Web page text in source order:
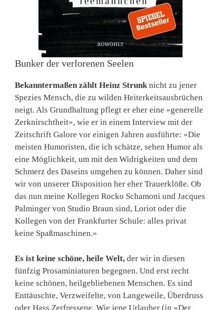
Bunker der verlorenen Seelen
Bekanntermaßen zählt Heinz Strunknicht zu jener
Spezies Mensch, die zu wilden Heiterkeitsausbrüchen
neigt. Als Grundhaltung pflegt er eher eine «generelle
Zerknirschtheit», wie er in einem Interview mit der
Zeitschrift Galore vor einigen Jahren ausführte: «Die
meisten Humoristen, die ich schätze, sehen Humor als
eine Möglichkeit, um mit den Widrigkeiten und dem
Schmerz des Daseins umgehen zu können. Daher sind
wir von unserer Disposition her eher Trauerklöße. Ob
das nun meine Kollegen Rocko Schamoni und Jacques
Palminger von Studio Braun sind, Loriot oder die
Kollegen von der Frankfurter Schule: alles privat
keine Spaßmaschinen.»
Es ist keine schöne, heile Welt, der wir in diesen
fünfzig Prosaminiaturen begegnen. Und erst recht
keine schönen, heilgebliebenen Menschen. Es sind
Enttäuschte, Verzweifelte, von Langeweile, Überdruss
oder Hass Zerfressene. Wie jene Urlauber (in «Der